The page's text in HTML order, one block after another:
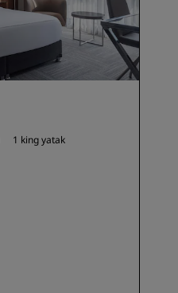
1 king yatak